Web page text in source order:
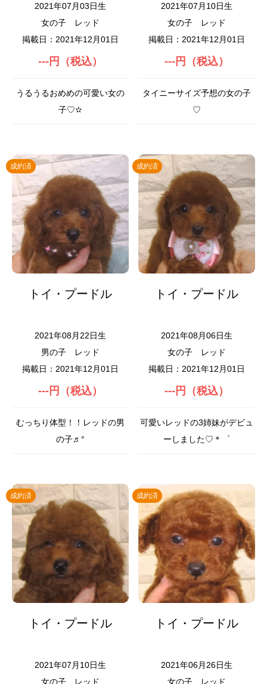
2021年07月03日生
女の子
レッド
掲載日：2021年12月01日
---円（税込）
うるうるおめめの可愛い女の
子♡✫
2021年07月10日生
女の子
レッド
掲載日：2021年12月01日
---円（税込）
タイニーサイズ予想の女の子
♡
成約済
トイ・プードル
2021年08月22日生
男の子
レッド
掲載日：2021年12月01日
---円（税込）
むっちり体型！！レッドの男
の子♬°
成約済
トイ・プードル
2021年08月06日生
女の子
レッド
掲載日：2021年12月01日
---円（税込）
可愛いレッドの3姉妹がデビュ
ーしました♡＊゜
成約済
トイ・プードル
2021年07月10日生
女の子
レッド
成約済
トイ・プードル
2021年06月26日生
女の子
レッド